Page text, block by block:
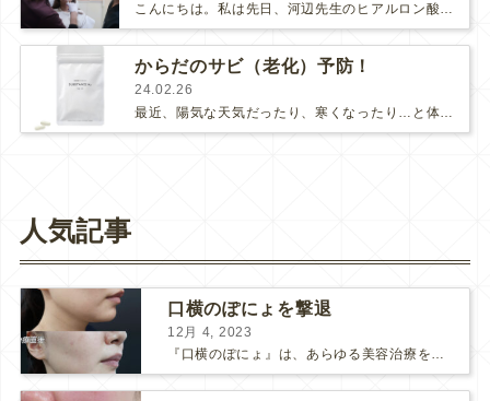
こんにちは。私は先日、河辺先生のヒアルロン酸注入の見学をさせて頂きました。今回は唇のヒアルロン酸注入です✨今回の唇に使用したヒ…
からだのサビ（老化）予防！
24.02.26
人気記事
口横のぽにょを撃退
12月 4, 2023
『口横のぽにょ』は、あらゆる美容治療を行ってもなかなか良くならないことで有名ですね。 糸リフトは口横にフォーカスするのは難しいですし、ショッピングスレッドを毎月受けるにはコストがかかります… ...